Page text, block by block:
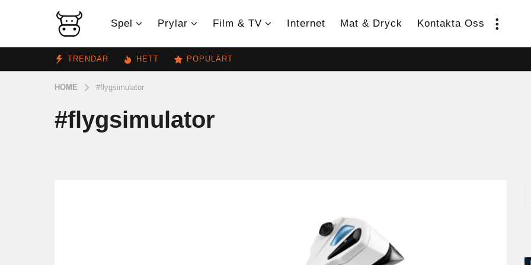
Spel Prylar Film & TV Internet Mat & Dryck Kontakta Oss
TRENDAR HETT POPULÄRT
HOME #flygsimulator
#flygsimulator